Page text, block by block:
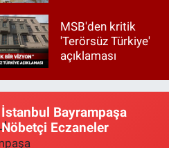
MSB'den kritik
'Terörsüz Türkiye'
açıklaması
İstanbul Bayrampaşa
Nöbetçi Eczaneler